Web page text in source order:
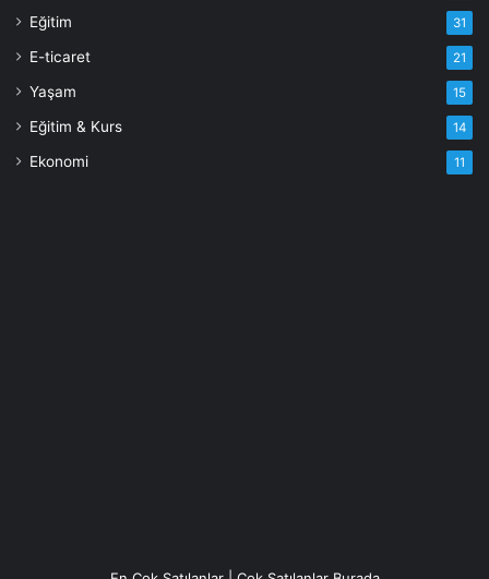
Eğitim 31
E-ticaret 21
Yaşam 15
Eğitim & Kurs 14
Ekonomi 11